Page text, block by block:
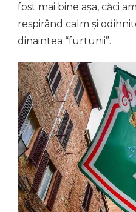
fost mai bine așa, căci
respirând calm și
dinaintea “furtunii”.